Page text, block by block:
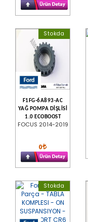
Stokda
F1FG-6A893-AC
YAĞ POMPA DİŞLİSİ
1.0 ECOBOOST
FOCUS 2014-2019
0
Stokda